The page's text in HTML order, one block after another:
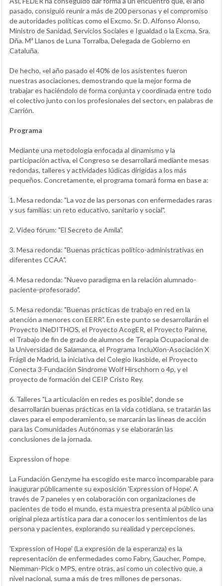
pasado, consiguió reunir a más de 200 personas y el compromiso
de autoridades políticas como el Excmo. Sr. D. Alfonso Alonso,
Ministro de Sanidad, Servicios Sociales e Igualdad o la Excma. Sra.
Dña. Mª Llanos de Luna Torralba, Delegada de Gobierno en
Cataluña.
De hecho, «el año pasado el 40% de los asistentes fueron
nuestras asociaciones, demostrando que la mejor forma de
trabajar es haciéndolo de forma conjunta y coordinada entre todo
el colectivo junto con los profesionales del sector», en palabras de
Carrión.
Programa
Mediante una metodología enfocada al dinamismo y la
participación activa, el Congreso se desarrollará mediante mesas
redondas, talleres y actividades lúdicas dirigidas a los más
pequeños. Concretamente, el programa tomará forma en base a:
1. Mesa redonda: "La voz de las personas con enfermedades raras
y sus familias: un reto educativo, sanitario y social".
2. Video fórum: "El Secreto de Amila".
3. Mesa redonda: "Buenas prácticas político-administrativas en
diferentes CCAA".
4. Mesa redonda: "Nuevo paradigma en la relación alumnado-
paciente-profesorado".
5. Mesa redonda: "Buenas prácticas de trabajo en red en la
atención a menores con EERR". En este punto se desarrollarán el
Proyecto INeDITHOS, el Proyecto AcogER, el Proyecto Painne,
el Trabajo de fin de grado de alumnos de Terapia Ocupacional de
la Universidad de Salamanca, el Programa IncluXion-Asociación X
Frágil de Madrid, la iniciativa del Colegio Ikasbide, el Proyecto
Conecta 3-Fundación Síndrome Wolf Hirschhorn o 4p, y el
proyecto de formación del CEIP Cristo Rey.
6. Talleres "La articulación en redes es posible", donde se
desarrollarán buenas prácticas en la vida cotidiana, se tratarán las
claves para el empoderamiento, se marcarán las líneas de acción
para las Comunidades Autónomas y se elaborarán las
conclusiones de la jornada.
Expression of hope
La Fundación Genzyme ha escogido este marco incomparable para
inaugurar públicamente su exposición 'Expression of Hope'. A
través de 7 paneles y en colaboración con organizaciones de
pacientes de todo el mundo, esta muestra presenta al público una
original pieza artística para dar a conocer los sentimientos de las
persona y pacientes, explorando su realidad y percepciones.
'Expression of Hope' (La expresión de la esperanza) es la
representación de enfermedades como Fabry, Gaucher, Pompe,
Niemman-Pick o MPS, entre otras, así como un colectivo que, a
nivel nacional, suma a más de tres millones de personas.